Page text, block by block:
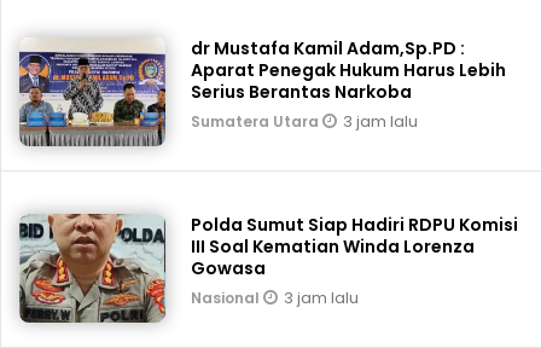
dr Mustafa Kamil Adam,Sp.PD :
Aparat Penegak Hukum Harus Lebih
Serius Berantas Narkoba
Sumatera Utara 3 jam lalu
Polda Sumut Siap Hadiri RDPU Komisi
III Soal Kematian Winda Lorenza
Gowasa
Nasional 3 jam lalu